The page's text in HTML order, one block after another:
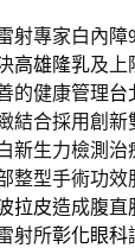
射專家白內障
高雄隆乳及上
的健康管理台
結合採用創新
新生力檢測
整型手術功
拉皮造成腹直
射所彰化眼科